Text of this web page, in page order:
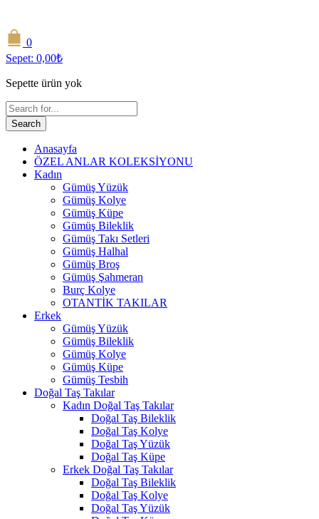
0
Sepet: 0,00₺
Sepette ürün yok
Search
Anasayfa
ÖZEL ANLAR KOLEKSİYONU
Kadın
Gümüş Yüzük
Gümüş Kolye
Gümüş Küpe
Gümüş Bileklik
Gümüş Takı Setleri
Gümüş Halhal
Gümüş Broş
Gümüş Şahmeran
Burç Kolye
OTANTİK TAKILAR
Erkek
Gümüş Yüzük
Gümüş Bileklik
Gümüş Kolye
Gümüş Küpe
Gümüş Tesbih
Doğal Taş Takılar
Kadın Doğal Taş Takılar
Doğal Taş Bileklik
Doğal Taş Kolye
Doğal Taş Yüzük
Doğal Taş Küpe
Erkek Doğal Taş Takılar
Doğal Taş Bileklik
Doğal Taş Kolye
Doğal Taş Yüzük